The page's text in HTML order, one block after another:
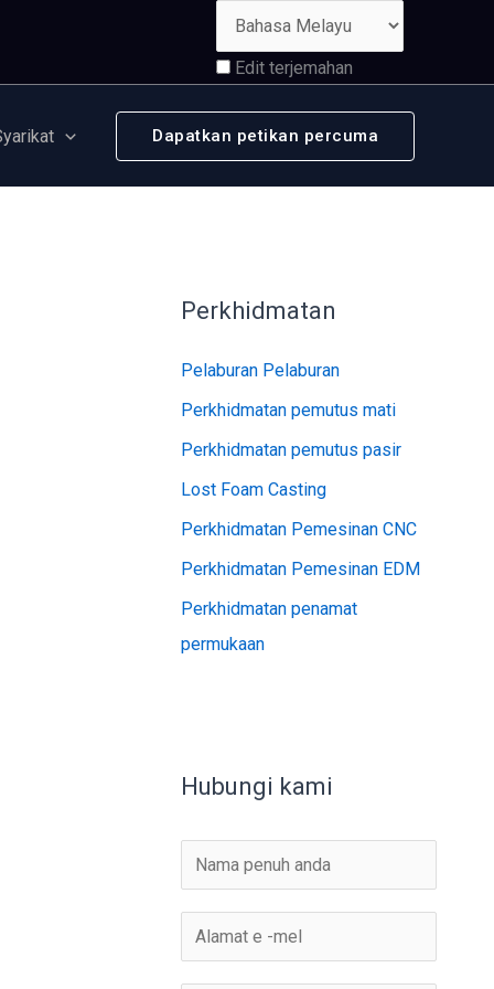
Edit terjemahan
Dapatkan petikan percuma
Perkhidmatan
Pelaburan Pelaburan
Perkhidmatan pemutus mati
Perkhidmatan pemutus pasir
Lost Foam Casting
Perkhidmatan Pemesinan CNC
Perkhidmatan Pemesinan EDM
Perkhidmatan penamat
permukaan
Hubungi kami
a
a
-